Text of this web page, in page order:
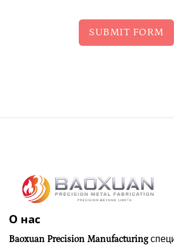
SUBMIT FORM
О нас
Baoxuan Precision Manufacturing